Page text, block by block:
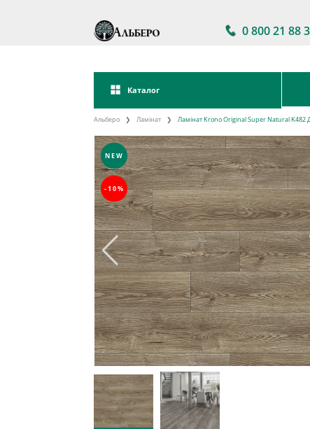
0 800 21 88
Каталог
Альберо Ламінат Ламінат Krono Original Super Natural K482
NEW
-10%